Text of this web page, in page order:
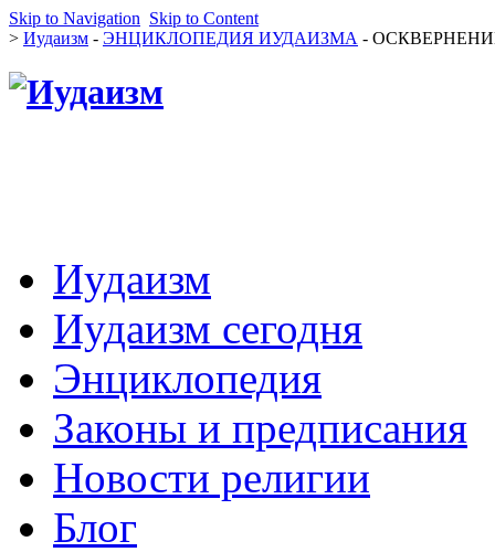
Skip to Navigation Skip to Content
> Иудаизм - ЭНЦИКЛОПЕДИЯ ИУДАИЗМА -
Иудаизм
Иудаизм сегодня
Энциклопедия
Законы и предписания
Новости религии
Блог